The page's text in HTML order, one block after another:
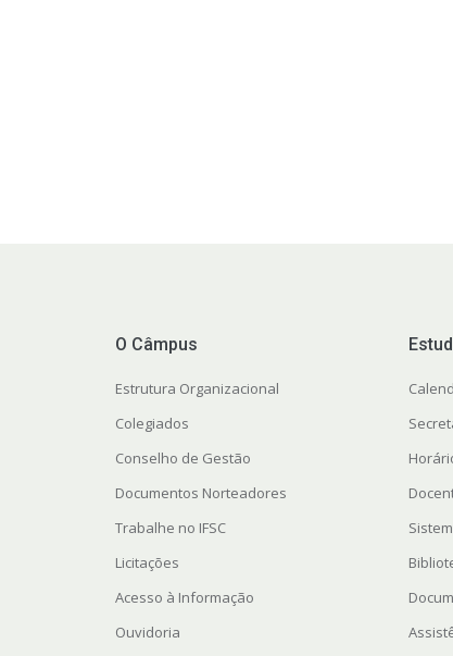
O Câmpus
Estrutura Organizacional
Colegiados
Conselho de Gestão
Documentos Norteadores
Trabalhe no IFSC
Licitações
Acesso à Informação
Ouvidoria